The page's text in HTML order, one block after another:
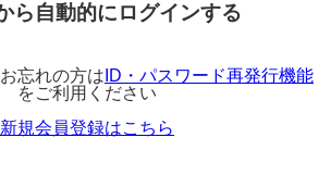
ら自動的にログインする
忘れの方は ID・パスワード再発行機能
をご利用ください
新規会員登録はこちら